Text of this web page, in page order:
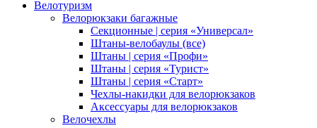
Велотуризм
Велорюкзаки багажные
Секционные | серия «Универсал»
Штаны-велобаулы (все)
Штаны | серия «Профи»
Штаны | серия «Турист»
Штаны | серия «Старт»
Чехлы-накидки для велорюкзаков
Аксессуары для велорюкзаков
Велочехлы